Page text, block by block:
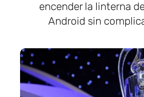
encender la linterna
Android sin